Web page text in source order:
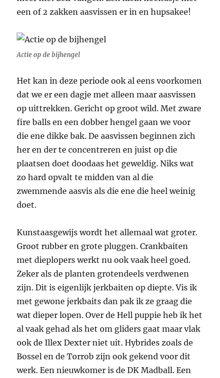
een of 2 zakken aasvissen er in en hupsakee!
Actie op de bijhengel
Het kan in deze periode ook al eens voorkomen
dat we er een dagje met alleen maar aasvissen
op uittrekken. Gericht op groot wild. Met zware
fire balls en een dobber hengel gaan we voor
die ene dikke bak. De aasvissen beginnen zich
her en der te concentreren en juist op die
plaatsen doet doodaas het geweldig. Niks wat
zo hard opvalt te midden van al die
zwemmende aasvis als die ene die heel weinig
doet.
Kunstaasgewijs wordt het allemaal wat groter.
Groot rubber en grote pluggen. Crankbaiten
met dieplopers werkt nu ook vaak heel goed.
Zeker als de planten grotendeels verdwenen
zijn. Dit is eigenlijk jerkbaiten op diepte. Vis ik
met gewone jerkbaits dan pak ik ze graag die
wat dieper lopen. Over de Hell puppie heb ik het
al vaak gehad als het om gliders gaat maar vlak
ook de Illex Dexter niet uit. Hybrides zoals de
Bossel en de Torrob zijn ook gekend voor dit
werk. Een nieuwkomer is de DK Madball. Een